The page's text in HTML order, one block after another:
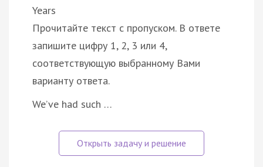
Years
Прочитайте текст с пропуском. В ответе
запишите цифру 1, 2, 3 или 4,
соответствующую выбранному Вами
варианту ответа.
We’ve had such …